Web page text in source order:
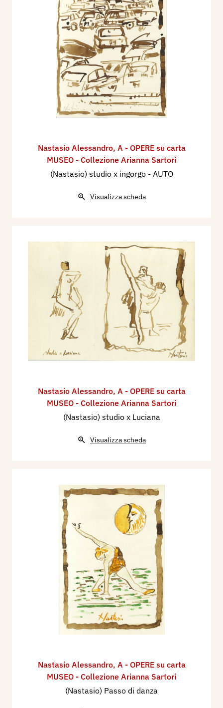
Nastasio Alessandro, A - OPERE su carta
MUSEO - Collezione Arianna Sartori
(Nastasio) studio x ingorgo - AUTO
Visualizza scheda
Nastasio Alessandro, A - OPERE su carta
MUSEO - Collezione Arianna Sartori
(Nastasio) studio x Luciana
Visualizza scheda
Nastasio Alessandro, A - OPERE su carta
MUSEO - Collezione Arianna Sartori
(Nastasio) Passo di danza